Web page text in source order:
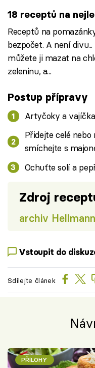
18 receptů na
Receptů na
bezpočet. A není
můžete ji mazat na
zeleninu, a...
Postup přípravy
Artyčoky a
Přidejte celé
smíchejte s
Ochuťte solí a
Zdroj
archiv
Vstoupit do
Sdílejte článek
PŘÍLOHY